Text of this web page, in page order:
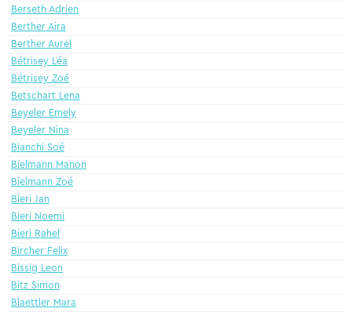
Berseth Adrien
Berther Aira
Berther Aurel
Bétrisey Léa
Bétrisey Zoé
Betschart Lena
Beyeler Emely
Beyeler Nina
Bianchi Soé
Bielmann Manon
Bielmann Zoé
Bieri Jan
Bieri Noemi
Bieri Rahel
Bircher Felix
Bissig Leon
Bitz Simon
Blaettler Mara